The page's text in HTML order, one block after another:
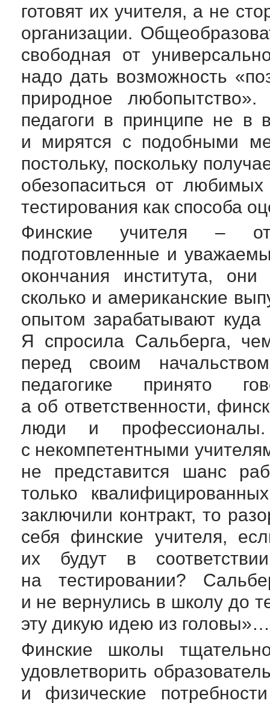
готовят их учителя, а не
организации.
свободная от
надо дать возможность
природное
педагоги в принципе не в
и мирятся с подобными
постольку, поскольку
обезопаситься от
тестирования как способа
Финские учителя –
подготовленные и
окончания института,
сколько и американские
опытом зарабатывают куда
Я спросила Сальберга,
перед своим
педагогике принято
а об ответственности,
люди и
с некомпетентными
не представится шанс
только
заключили контракт, то
себя финские учителя,
их будут в
на тестировании?
и не вернулись в школу до
эту дикую идею из головы»…
Финские школы
удовлетворить
и физические